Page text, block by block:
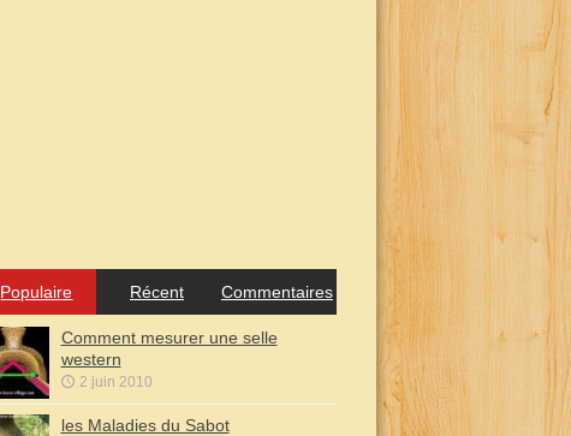
Populaire Récent Commentaires
Comment mesurer une selle
western
2 juin 2010
les Maladies du Sabot